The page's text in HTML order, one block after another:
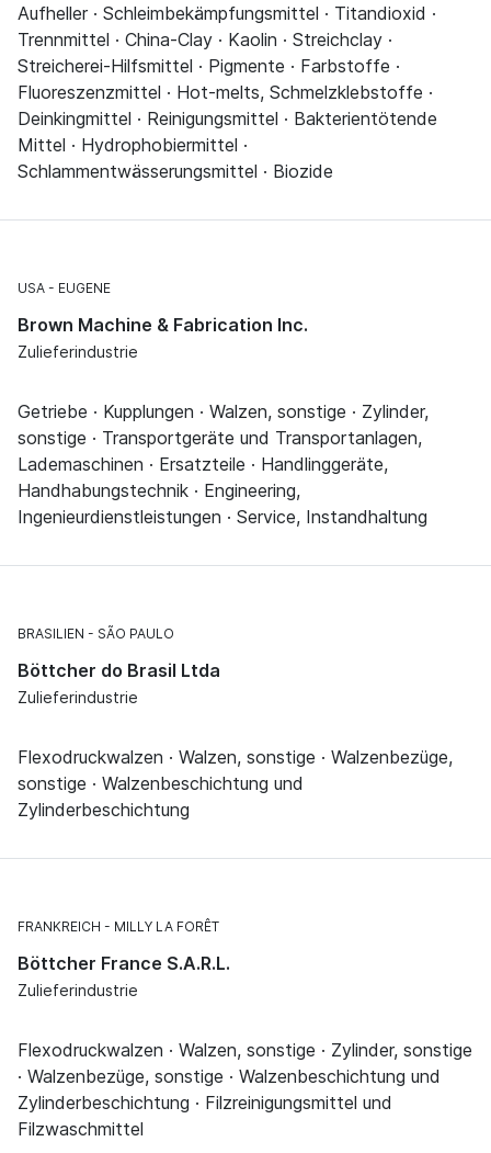
Aufheller · Schleimbekämpfungsmittel · Titandioxid ·
Trennmittel · China-Clay · Kaolin · Streichclay ·
Streicherei-Hilfsmittel · Pigmente · Farbstoffe ·
Fluoreszenzmittel · Hot-melts, Schmelzklebstoffe ·
Deinkingmittel · Reinigungsmittel · Bakterientötende
Mittel · Hydrophobiermittel ·
Schlammentwässerungsmittel · Biozide
USA EUGENE
Brown Machine & Fabrication Inc.
Zulieferindustrie
Getriebe · Kupplungen · Walzen, sonstige · Zylinder,
sonstige · Transportgeräte und Transportanlagen,
Lademaschinen · Ersatzteile · Handlinggeräte,
Handhabungstechnik · Engineering,
Ingenieurdienstleistungen · Service, Instandhaltung
BRASILIEN SÃO PAULO
Böttcher do Brasil Ltda
Zulieferindustrie
Flexodruckwalzen · Walzen, sonstige · Walzenbezüge,
sonstige · Walzenbeschichtung und
Zylinderbeschichtung
FRANKREICH MILLY LA FORÊT
Böttcher France S.A.R.L.
Zulieferindustrie
Flexodruckwalzen · Walzen, sonstige · Zylinder, sonstige
· Walzenbezüge, sonstige · Walzenbeschichtung und
Zylinderbeschichtung · Filzreinigungsmittel und
Filzwaschmittel